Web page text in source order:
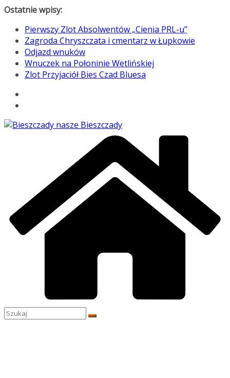
Przejdź
treści
Ostatnie wpisy:
Pierwszy Zlot Absolwentów „Cienia PRL-u”
Zagroda Chryszczata i cmentarz w Łupkowie
Odjazd wnuków
Wnuczek na Połoninie Wetlińskiej
Zlot Przyjaciół Bies Czad Bluesa